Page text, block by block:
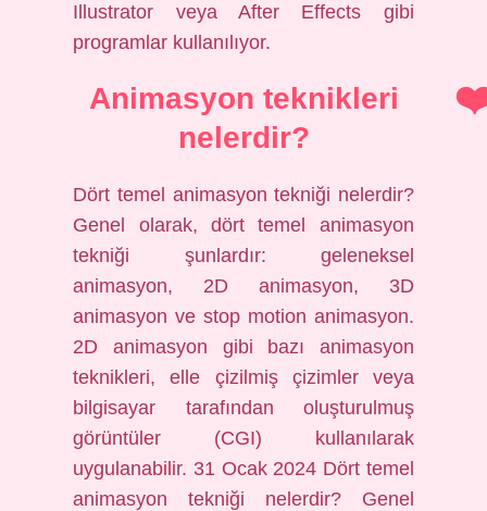
Illustrator veya After Effects gibi
programlar kullanılıyor.
Animasyon teknikleri
nelerdir?
Dört temel animasyon tekniği nelerdir?
Genel olarak, dört temel animasyon
tekniği şunlardır: geleneksel
animasyon, 2D animasyon, 3D
animasyon ve stop motion animasyon.
2D animasyon gibi bazı animasyon
teknikleri, elle çizilmiş çizimler veya
bilgisayar tarafından oluşturulmuş
görüntüler (CGI) kullanılarak
uygulanabilir. 31 Ocak 2024 Dört temel
animasyon tekniği nelerdir? Genel